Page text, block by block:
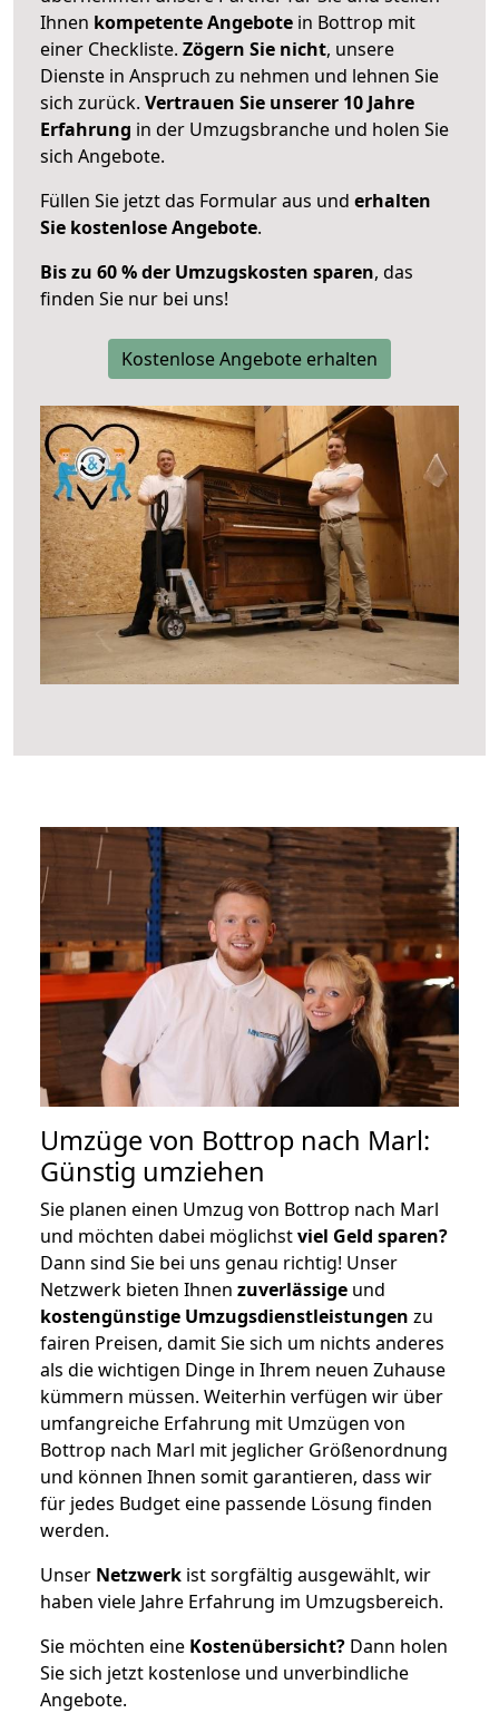
Ihnen kompetente Angebote in Bottrop mit
einer Checkliste. Zögern Sie nicht, unsere
Dienste in Anspruch zu nehmen und lehnen Sie
sich zurück. Vertrauen Sie unserer 10 Jahre
Erfahrung in der Umzugsbranche und holen Sie
sich Angebote.
Füllen Sie jetzt das Formular aus und erhalten
Sie kostenlose Angebote.
Bis zu 60 % der Umzugskosten sparen, das
finden Sie nur bei uns!
Kostenlose Angebote erhalten
Umzüge von Bottrop nach Marl:
Günstig umziehen
Sie planen einen Umzug von Bottrop nach Marl
und möchten dabei möglichstviel Geld sparen?
Dann sind Sie bei uns genau richtig! Unser
Netzwerk bieten Ihnen zuverlässige und
kostengünstige Umzugsdienstleistungen zu
fairen Preisen, damit Sie sich um nichts anderes
als die wichtigen Dinge in Ihrem neuen Zuhause
kümmern müssen. Weiterhin verfügen wir über
umfangreiche Erfahrung mit Umzügen von
Bottrop nach Marl mit jeglicher Größenordnung
und können Ihnen somit garantieren, dass wir
für jedes Budget eine passende Lösung finden
werden.
Unser Netzwerk ist sorgfältig ausgewählt, wir
haben viele Jahre Erfahrung im Umzugsbereich.
Sie möchten eine Kostenübersicht? Dann holen
Sie sich jetzt kostenlose und unverbindliche
Angebote.